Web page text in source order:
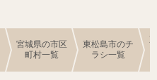
宮城県の市区
町村一覧
東松島市のチ
ラシ一覧